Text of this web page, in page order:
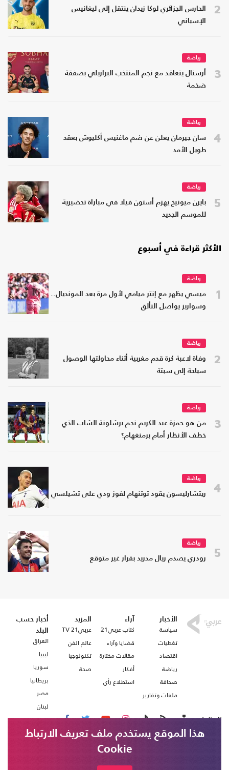
2
الحارس الجزائري لوكا زيدان ينتقل إلى ليغانيس
الإسباني
3
رياضة
أرسنال يتعاقد مع نجم المنتخب البرازيلي بصفقة
ضخمة
4
رياضة
سان جيرمان يعلن عن ضم ماغنيس أكليوش بعقد
طويل الأمد
5
رياضة
بايرن ميونيخ يهزم أستون فيلا في مباراة تحضيرية
للموسم الجديد
الأكثر قراءة في أسبوع
1
رياضة
ميسي يظهر مع إنتر ميامي لأول مرة بعد المونديال..
وسواريز يواصل التألق
2
رياضة
وفاة لاعبة كرة قدم مغربية أثناء محاولتها الوصول
سباحة إلى سبتة
3
رياضة
من هو حمزة عبد الكريم نجم برشلونة الشاب الذي
خطف الأنظار أمام برمنغهام؟
4
رياضة
ريتشارليسون يقود توتنهام لفوز ودي على تشيلسي
5
رياضة
رودري يصدم ريال مدريد بقرار غير متوقع
الأخبار
سياسة
تغطيات
اقتصاد
رياضة
صحافة
ملفات وتقارير
آراء
كتاب عربي21
قضايا وآراء
مقالات مختارة
أفكار
استطلاع رأي
المزيد
عربي21 TV
عالم الفن
تكنولوجيا
صحة
أخبار حسب
البلد
العراق
ليبيا
سوريا
بريطانيا
مصر
لبنان
تابعنا على
هذا الموقع يستخدم ملف تعريف الارتباط
Cookie